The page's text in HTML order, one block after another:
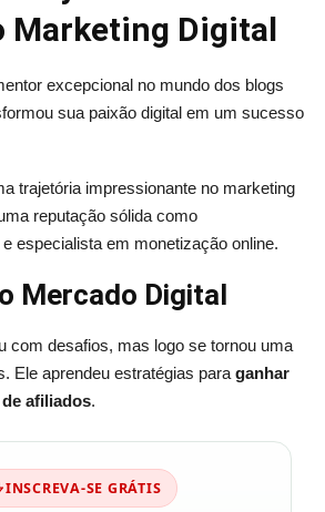
Marketing Digital
excepcional no mundo dos blogs
sua paixão digital em um sucesso
trajetória impressionante no marketing
reputação sólida como
especialista em monetização online.
Mercado Digital
com desafios, mas logo se tornou uma
Ele aprendeu estratégias para ganhar
afiliados.
INSCREVA-SE GRÁTIS